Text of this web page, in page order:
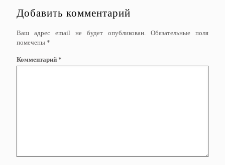
Добавить комментарий
Ваш адрес email не будет опубликован.
Обязательные поля
помечены *
Комментарий *